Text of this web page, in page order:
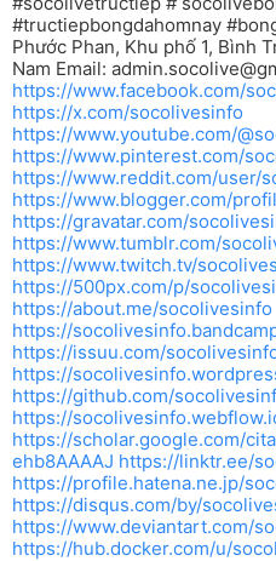
#tructiepbongdahomnay
Phước Phan, Khu phố 1, Bình
Nam Email:
https://www.facebook.com/
https://x.com/socolivesinfo
https://www.youtube.com/
https://www.pinterest.com/
https://www.reddit.com/user/
https://www.blogger.com/
https://gravatar.com/
https://www.tumblr.com/
https://www.twitch.tv/
https://500px.com/p/
https://about.me/socolivesinfo
https://
https://issuu.com/
https://
https://github.com/
https://
https://scholar.google.com/
ehb8AAAAJ https://linktr.ee/
https://profile.hatena.ne.jp/
https://disqus.com/by/
https://www.deviantart.com/
https://hub.docker.com/u/